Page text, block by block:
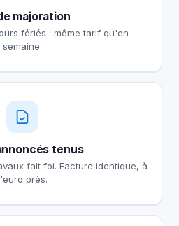
majoration
fériés : même tarif qu'en
semaine.
tenus
fait foi. Facture identique, à
près.